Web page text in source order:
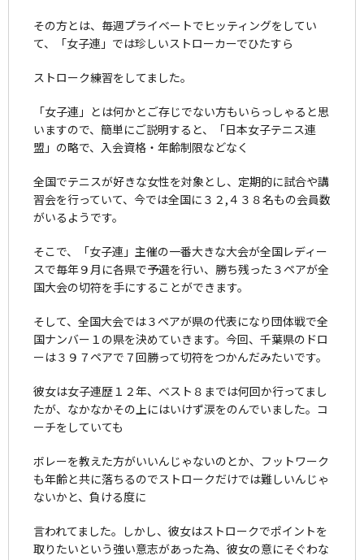
その方とは、毎週プライベートでヒッティングをしてい
て、「女子連」では珍しいストローカーでひたすら
ストローク練習をしてました。
「女子連」とは何かとご存じでない方もいらっしゃると思
いますので、簡単にご説明すると、「日本女子テニス連
盟」の略で、入会資格・年齢制限などなく
全国でテニスが好きな女性を対象とし、定期的に試合や講
習会を行っていて、今では全国に３２,４３８名もの会員数
がいるようです。
そこで、「女子連」主催の一番大きな大会が全国レディー
スで毎年９月に各県で予選を行い、勝ち残った３ペアが全
国大会の切符を手にすることができます。
そして、全国大会では３ペアが県の代表になり団体戦で全
国ナンバー１の県を決めていきます。今回、千葉県のドロ
ーは３９７ペアで７回勝って切符をつかんだみたいです。
彼女は女子連歴１２年、ベスト８までは何回か行ってまし
たが、なかなかその上にはいけず涙をのんでいました。コ
ーチをしていても
ボレーを教えた方がいいんじゃないのとか、フットワーク
も年齢と共に落ちるのでストロークだけでは難しいんじゃ
ないかと、負ける度に
言われてました。しかし、彼女はストロークでポイントを
取りたいという強い意志があった為、彼女の意にそぐわな